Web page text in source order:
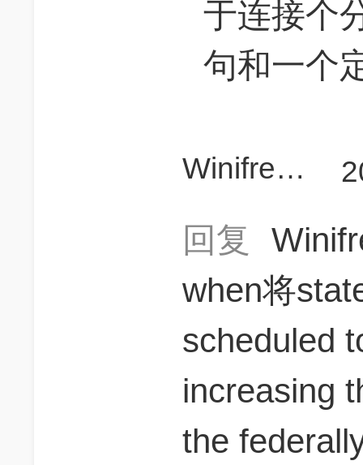
于连接个
句和一个
Winifred96
回复
when将
scheduled
increasing
the